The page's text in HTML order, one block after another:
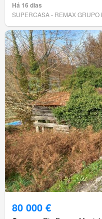
Há 16 dias
SUPERCASA - REMAX GRUPO
80 000 €